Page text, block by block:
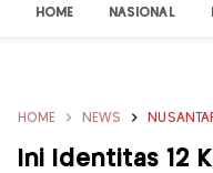
HOME NASIONAL
HOME NEWS
Ini Identitas 12